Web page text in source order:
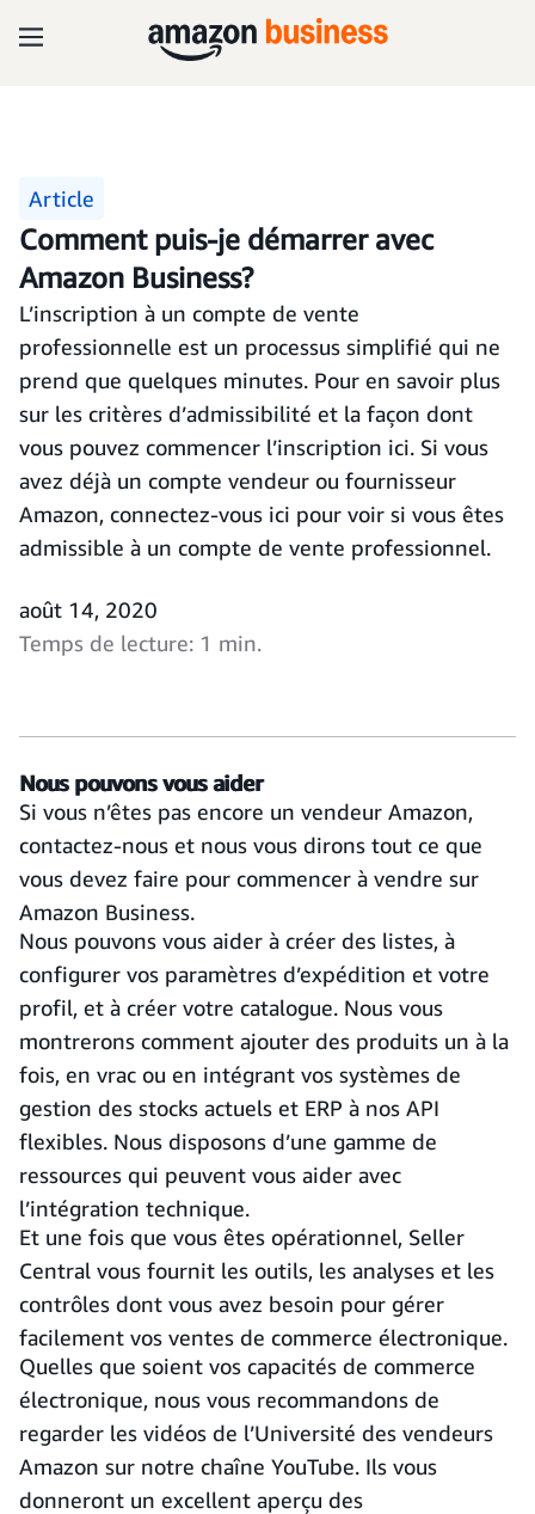
Article
Comment puis-je démarrer avec
Amazon Business?
L’inscription à un compte de vente
professionnelle est un processus simplifié qui ne
prend que quelques minutes. Pour en savoir plus
sur les critères d’admissibilité et la façon dont
vous pouvez commencer l’inscription ici. Si vous
avez déjà un compte vendeur ou fournisseur
Amazon, connectez-vous ici pour voir si vous êtes
admissible à un compte de vente professionnel.
août 14, 2020
Temps de lecture: 1 min.
Nous pouvons vous aider
Si vous n’êtes pas encore un vendeur Amazon,
contactez-nous et nous vous dirons tout ce que
vous devez faire pour commencer à vendre sur
Amazon Business.
Nous pouvons vous aider à créer des listes, à
configurer vos paramètres d’expédition et votre
profil, et à créer votre catalogue. Nous vous
montrerons comment ajouter des produits un à la
fois, en vrac ou en intégrant vos systèmes de
gestion des stocks actuels et ERP à nos API
flexibles. Nous disposons d’une gamme de
ressources qui peuvent vous aider avec
l’intégration technique.
Et une fois que vous êtes opérationnel, Seller
Central vous fournit les outils, les analyses et les
contrôles dont vous avez besoin pour gérer
facilement vos ventes de commerce électronique.
Quelles que soient vos capacités de commerce
électronique, nous vous recommandons de
regarder les vidéos de l’Université des vendeurs
Amazon sur notre chaîne YouTube. Ils vous
donneront un excellent aperçu des